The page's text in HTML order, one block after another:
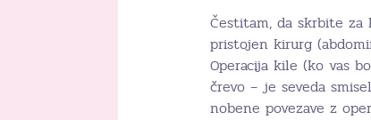
Čestitam, da skrbite
pristojen kirurg
Operacija kile (ko vas
črevo – je seveda
nobene povezave z